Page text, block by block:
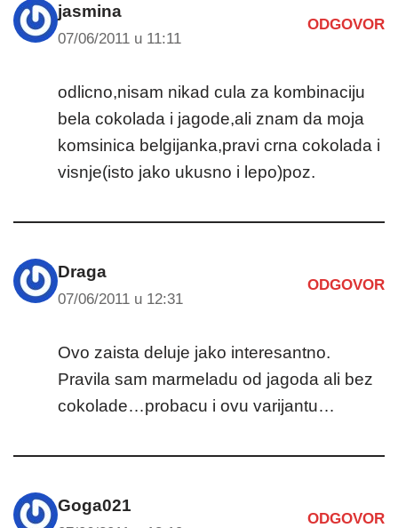
jasmina
07/06/2011 u 11:11
ODGOVOR
odlicno,nisam nikad cula za kombinaciju
bela cokolada i jagode,ali znam da moja
komsinica belgijanka,pravi crna cokolada i
visnje(isto jako ukusno i lepo)poz.
Draga
07/06/2011 u 12:31
ODGOVOR
Ovo zaista deluje jako interesantno.
Pravila sam marmeladu od jagoda ali bez
cokolade…probacu i ovu varijantu…
Goga021
ODGOVOR